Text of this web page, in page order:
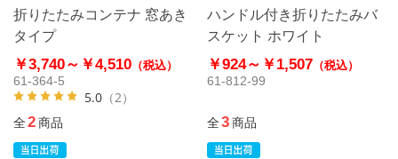
折りたたみコンテナ 窓あき
タイプ
￥3,740～ ￥4,510 （税込）
61-364-5
5.0 （2）
全2商品
ハンドル付き折りたたみバ
スケット ホワイト
￥924～ ￥1,507（税込）
61-812-99
全3商品